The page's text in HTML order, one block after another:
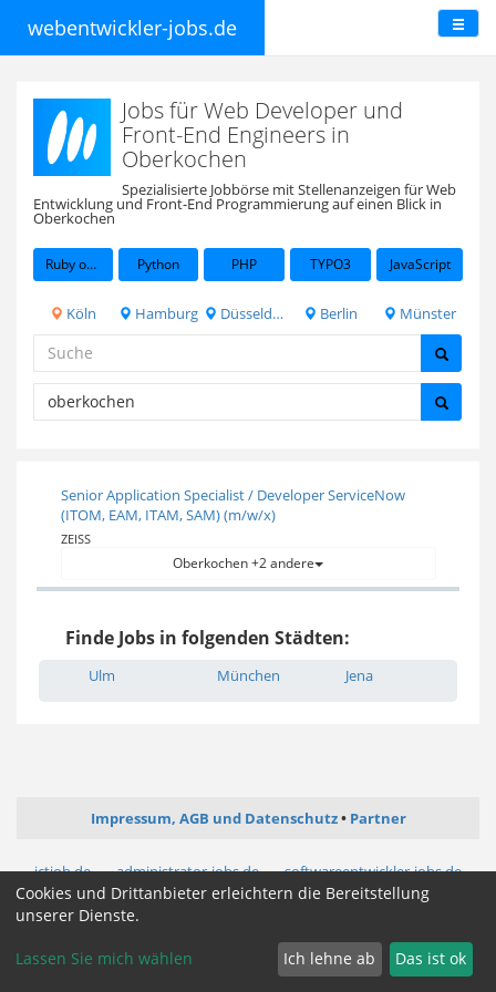
webentwickler-jobs.de
Jobs für Web Developer und
Front-End Engineers in
Oberkochen
Spezialisierte Jobbörse mit Stellenanzeigen für Web
Entwicklung und Front-End Programmierung auf einen Blick in
Oberkochen
Ruby on Rails Python PHP TYPO3 JavaScript
Köln Hamburg Düsseldorf Berlin Münster
Senior Application Specialist / Developer ServiceNow
(ITOM, EAM, ITAM, SAM) (m/w/x)
ZEISS
Oberkochen +2 andere
Finde Jobs in folgenden Städten:
Ulm München Jena
Impressum, AGB und Datenschutz Partner
ictjob.de administrator-jobs.de
softwareentwickler-jobs.de
mediengestalter-jobs.de
Cookie Zustimmung ändern
Cookies und Drittanbieter erleichtern die Bereitstellung
unserer Dienste.
Lassen Sie mich wählen Ich lehne ab Das ist ok